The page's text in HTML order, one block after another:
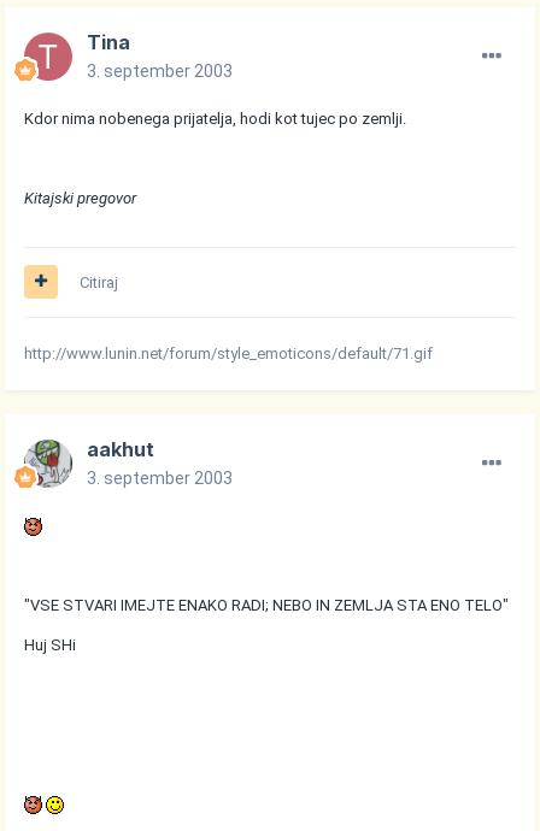
Tina
3. september 2003
Kdor nima nobenega prijatelja, hodi kot tujec po zemlji.
Kitajski pregovor
Citiraj
http://www.lunin.net/forum/style_emoticons/default/71.gif
aakhut
3. september 2003
"VSE STVARI IMEJTE ENAKO RADI; NEBO IN ZEMLJA STA ENO TELO"
Huj SHi